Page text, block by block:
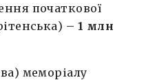
початкової
– 1 млн
меморіалу